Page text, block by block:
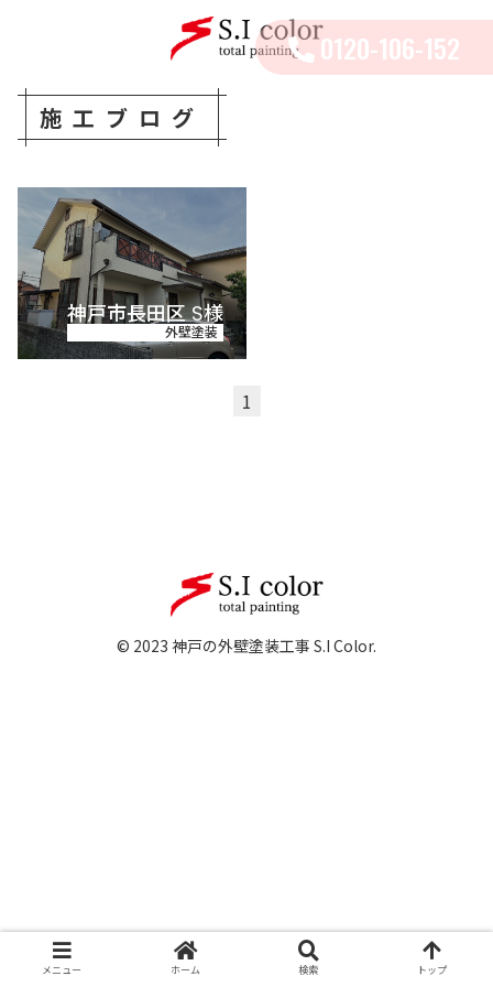
施工ブログ
神戸市長田区 S様
外壁塗装
1
0120-106-152
© 2023 神戸の外壁塗装工事 S.I Color.
メニュー ホーム 検索 トップ